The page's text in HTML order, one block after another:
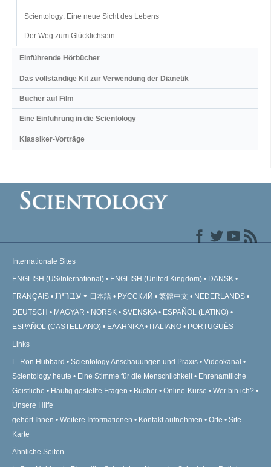
Scientology: Eine neue Sicht des Lebens
Der Weg zum Glücklichsein
Einführende Hörbücher
Das vollständige Kit zur Verwendung der Dianetik
Bücher auf Film
Eine Einführung in die Scientology
Klassiker-Vorträge
Internationale Sites
ENGLISH (US/International) ENGLISH (United Kingdom) DANSK
FRANÇAIS עברית 日本語 РУССКИЙ 繁體中文
NEDERLANDS
DEUTSCH
MAGYAR NORSK SVENSKA
ESPAÑOL (LATINO)
ESPAÑOL (CASTELLANO)
ΕΛΛΗΝΙΚA ITALIANO PORTUGUÊS
Links
L. Ron Hubbard Scientology Anschauungen und Praxis
Videokanal
Scientology heute
Eine Stimme für die Menschlichkeit
Ehrenamtliche
Geistliche
Häufig gestellte Fragen Bücher Online-Kurse
Wer bin ich?
Unsere Hilfe
gehört Ihnen
Weitere Informationen Kontakt aufnehmen Orte
Site-
Karte
Ähnliche Seiten